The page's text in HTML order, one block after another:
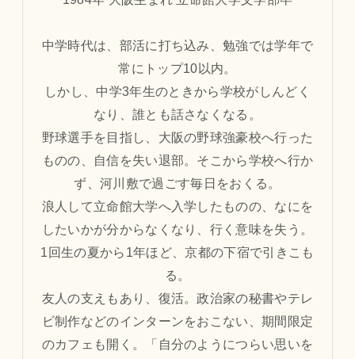
中学時代は、部活に打ち込み、勉強では学年で
常にトップ10以内。
しかし、中学3年生のときから学校がしんどく
なり、誰とも話さなくなる。
野球選手を目指し、大阪の野球強豪校へ行った
ものの、自信を失い退部。そこから学校へ行か
ず、河川敷で過ごす毎日をおくる。
浪人して立命館大学へ入学したものの、なにを
したいかが分からなくなり、行く意味を失う。
1回生の夏から1年ほど、京都の下宿で引きこも
る。
友人の支えもあり、復活。政治家の秘書やテレ
ビ制作などのインターンをおこない、期間限定
のカフェも開く。「自分のようにつらい思いを